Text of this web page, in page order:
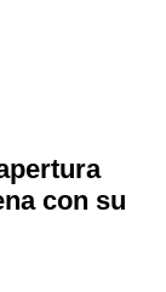
con su